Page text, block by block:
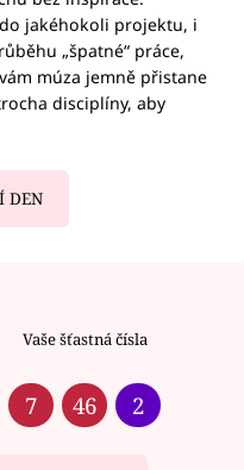
jakéhokoli projektu, i
„špatné“ práce,
múza jemně přistane
disciplíny, aby
DEN
Vaše šťastná čísla
7 46 2